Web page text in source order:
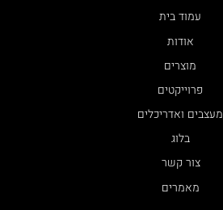
עמוד בית
אודות
מוצרים
פרוייקטים
מעצבים ואדריכלים
בלוג
צור קשר
מאמרים